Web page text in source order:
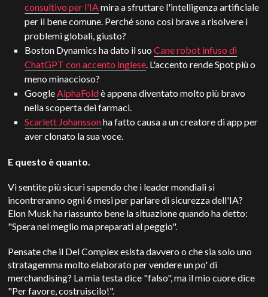
consultivo per l'IAmira a sfruttare l'intelligenza artificiale
per il bene comune. Perché sono così brave a risolvere i
problemi globali, giusto?
Boston Dynamics ha dato il suoCane robot infuso di
ChatGPT con accento inglese. L'accento rende Spot più o
meno minaccioso?
GoogleAlphaFoldè appena diventato molto più bravo
nella scoperta dei farmaci.
Scarlett Johanssonha fatto causa a un creatore di app per
aver clonato la sua voce.
E questo è quanto.
Vi sentite più sicuri sapendo che i leader mondiali si
incontreranno ogni 6 mesi per parlare di sicurezza dell'IA?
Elon Musk ha riassunto bene la situazione quando ha detto:
"Spera nel meglio ma preparati al peggio".
Pensate che il Del Complex esista davvero o che sia solo uno
stratagemma molto elaborato per vendere un po' di
merchandising? La mia testa dice "falso", ma il mio cuore dice
"Per favore, costruiscilo!".